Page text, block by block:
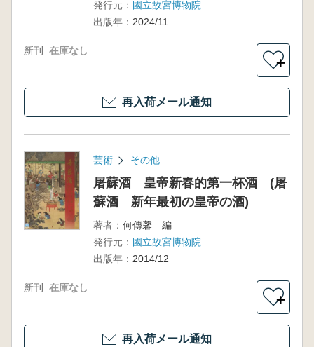
発行元： 國立故宮博物院
出版年： 2024/11
新刊 在庫なし
＋
再入荷メール通知
芸術 その他
屠蘇酒 皇帝新春的第一杯酒 (屠
蘇酒 新年最初の皇帝の酒)
著者： 何傳馨 編
発行元： 國立故宮博物院
出版年： 2014/12
新刊 在庫なし
＋
再入荷メール通知